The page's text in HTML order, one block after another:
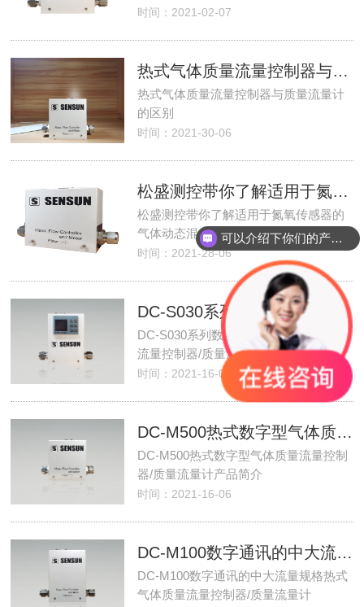
时间：2021-02-07
热式气体质量流量控制器与质量流量计的区别
热式气体质量流量控制器与质量流量计
的区别
时间：2021-30-06
松盛测控带你了解适用于氮氧传感器的气体动态混合装置
松盛测控带你了解适用于氮氧传感器的
气体动态混合装置
时间：2021-28-06
DC-S030系列数字通讯的热式气体质量流量控制器/质量流量计
DC-S030系列数字通讯的热式气体质量
流量控制器/质量流量计
时间：2021-16-06
DC-M500热式数字型气体质量流量控制器/质量流量计产品简介
DC-M500热式数字型气体质量流量控制
器/质量流量计产品简介
时间：2021-16-06
DC-M100数字通讯的中大流量规格热式气体质量流量控制器/质量流量计
DC-M100数字通讯的中大流量规格热式
气体质量流量控制器/质量流量计
可以介绍下你们的产品么？